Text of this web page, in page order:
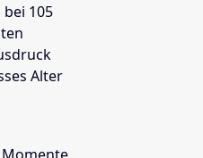
105
Alter